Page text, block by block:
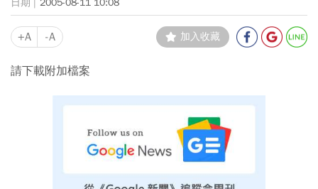
+A -A 加入收藏
請下載附加檔案